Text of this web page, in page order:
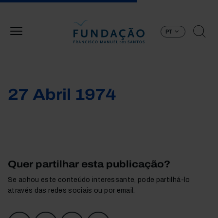
PT
27 Abril 1974
Quer partilhar esta publicação?
Se achou este conteúdo interessante, pode partilhá-lo
através das redes sociais ou por email.